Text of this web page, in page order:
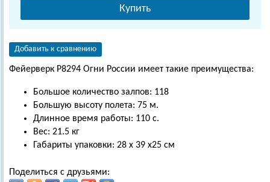
Купить
Добавить к сравнению
Фейерверк Р8294 Огни России имеет такие преимущества:
Большое количество залпов: 118
Большую высоту полета: 75 м.
Длинное время работы: 110 с.
Вес: 21.5 кг
Габариты упаковки: 28 х 39 х25 см
Поделиться с друзьями: